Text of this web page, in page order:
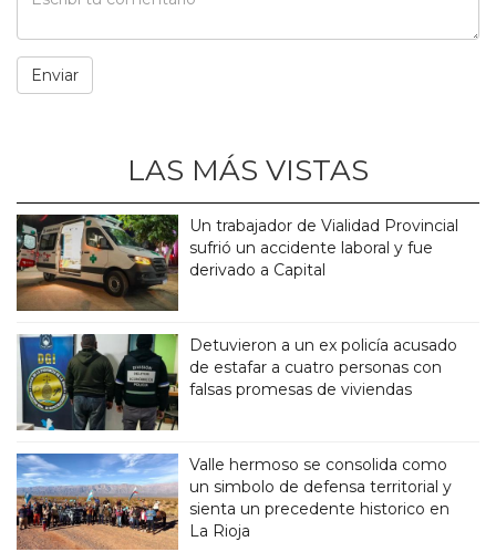
LAS MÁS VISTAS
Un trabajador de Vialidad Provincial
sufrió un accidente laboral y fue
derivado a Capital
Detuvieron a un ex policía acusado
de estafar a cuatro personas con
falsas promesas de viviendas
Valle hermoso se consolida como
un simbolo de defensa territorial y
sienta un precedente historico en
La Rioja